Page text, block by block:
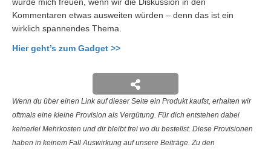
würde mich freuen, wenn wir die Diskussion in den
Kommentaren etwas ausweiten würden – denn das ist ein
wirklich spannendes Thema.
Hier geht’s zum Gadget >>
Wenn du über einen Link auf dieser Seite ein Produkt kaufst, erhalten wir
oftmals eine kleine Provision als Vergütung. Für dich entstehen dabei
keinerlei Mehrkosten und dir bleibt frei wo du bestellst. Diese Provisionen
haben in keinem Fall Auswirkung auf unsere Beiträge. Zu den